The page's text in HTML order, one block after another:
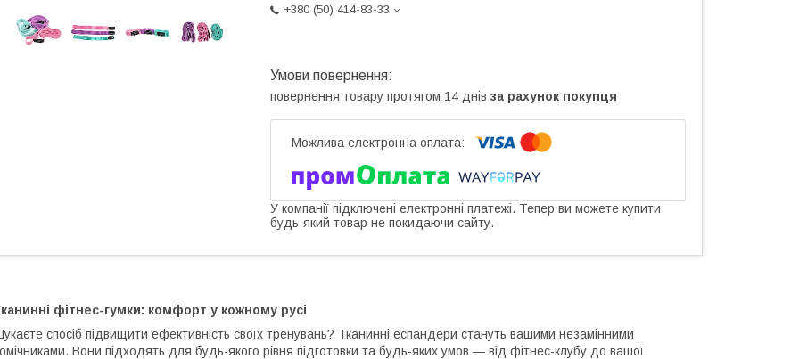
+380 (50) 414-83-33
повернення товару протягом 14 днів за рахунок покупця
У компанії підключені електронні платежі. Тепер ви можете купити
будь-який товар не покидаючи сайту.
фітнес-гумки: комфорт у кожному русі
спосіб підвищити ефективність своїх тренувань? Тканинні еспандери стануть вашими незамінними
Вони підходять для будь-якого рівня підготовки та будь-яких умов — від фітнес-клубу до вашої